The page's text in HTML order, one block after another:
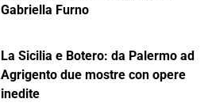
Gabriella Furno
La Sicilia e Botero: da Palermo ad
Agrigento due mostre con opere
inedite